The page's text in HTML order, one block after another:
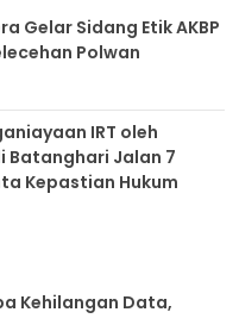
Gelar Sidang Etik AKBP
Polwan
IRT oleh
Batanghari Jalan 7
Kepastian Hukum
Kehilangan Data,